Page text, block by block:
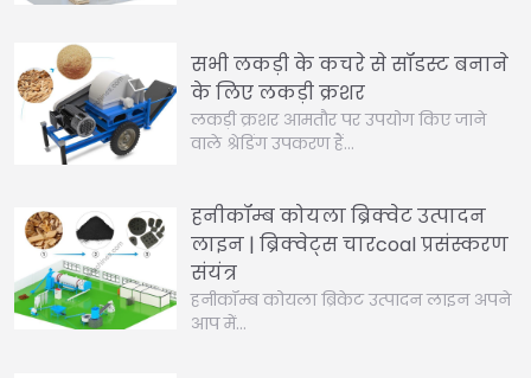
सभी लकड़ी के कचरे से सॉडस्ट बनाने
के लिए लकड़ी क्रशर
लकड़ी क्रशर आमतौर पर उपयोग किए जाने
वाले श्रेडिंग उपकरण हैं…
हनीकॉम्ब कोयला ब्रिक्वेट उत्पादन
लाइन | ब्रिक्वेट्स चारcoal प्रसंस्करण
संयंत्र
हनीकॉम्ब कोयला ब्रिकेट उत्पादन लाइन अपने
आप में…